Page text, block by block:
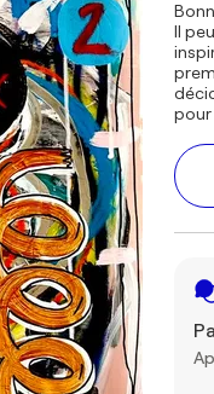
Il
pour